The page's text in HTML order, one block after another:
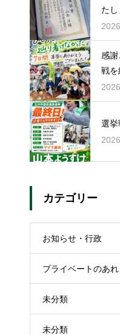
た
感謝
戦を
選挙
カテゴリー
お知らせ・行政
プライベートのあ
未分類
未分類